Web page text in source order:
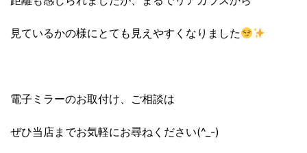
見ているかの様にとても見えやすくなりました
電子ミラーのお取付け、ご相談は
ぜひ当店までお気軽にお尋ねください(^_-)